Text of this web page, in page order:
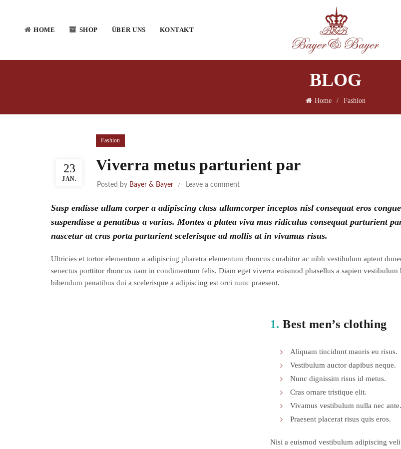
HOME SHOP ÜBER UNS KONTAKT
BLOG
Home Fashion
23
JAN.
Fashion
Viverra metus parturient par
Posted by Bayer & Bayer Leave a comment
Susp endisse ullam corper a adipiscing class ullamcorper inceptos nisl consequat eros
suspendisse a penatibus a varius. Montes a platea viva mus ridiculus consequat parturient
nascetur at cras porta parturient scelerisque ad mollis at in vivamus risus.
Ultricies et tortor elementum a adipiscing pharetra elementum rhoncus curabitur ac nibh vestibulum aptent
senectus porttitor rhoncus nam in condimentum felis. Diam eget viverra euismod phasellus a sapien vestibulum
bibendum penatibus dui a scelerisque a adipiscing est orci nunc praesent.
1. Best men’s clothing
Aliquam tincidunt mauris eu risus.
Vestibulum auctor dapibus neque.
Nunc dignissim risus id metus.
Cras ornare tristique elit.
Vivamus vestibulum nulla nec ante.
Praesent placerat risus quis eros.
Nisi a euismod vestibulum adipiscing